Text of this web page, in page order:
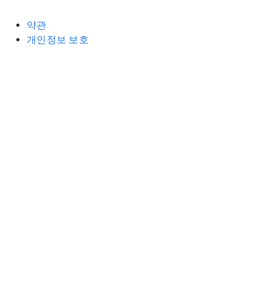
약관
개인정보 보호